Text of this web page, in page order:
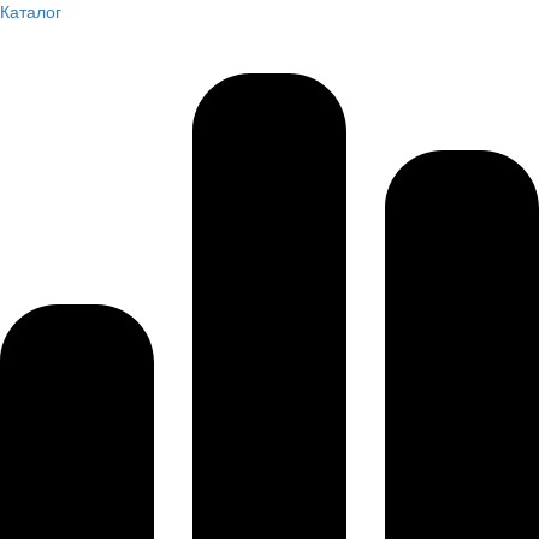
Каталог